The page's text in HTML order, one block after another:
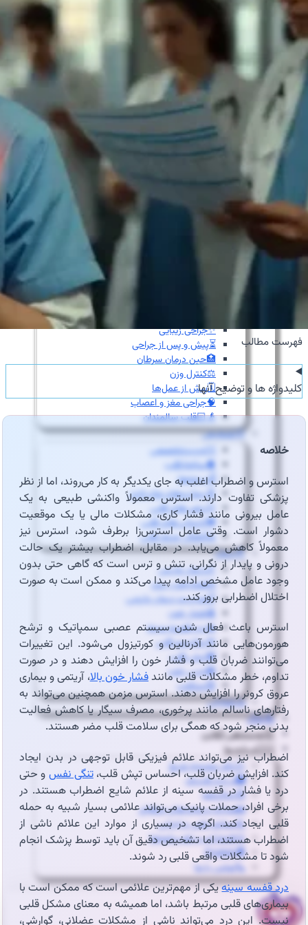
🧪کانتراست اکو
🍴اکو از مری
📊اکو داپلر طیفی
💗اکو داپلر رنگی
🫀اکو داپلر بافتی TDI
💪استرین اکو
👶اکو جنینی
📉نوار قلب
⌚هولتر فشارخون
💓هولتر ضربان قلب
🚴‍♀️تست ورزش
💉آنژیوگرافی
🩺تشخیص‌ودرمان
💬مشاوره
🛡️مشاوره پیشگیری
🍎مشاوره تخصصی تغذیه
👩‍⚕️مشاوره جراحی زنان
✨جراحی زیبایی
⏳پیش و پس از جراحی
🏥حین درمان سرطان
⚖️کنترل وزن
🗓️پیش از عمل‌ها
🧠جراحی مغز و اعصاب
👴🏻قلب سالمندان
💡تشخیص
👨‍⚕️ویزیت‌تخصصی
🫀ساختارقلب
🎚️دریچه‌ها
🧬بیماری‌های مادرزادی
⚡آریتمی‌های قلبی
💔نارسایی‌های قلبی
♨️گرفتگی عروق قلبی
💊درمان
🦵درمان واریس
🫁فشارخون ریوی
📋مدیریت درمان دارویی
🩸فشار خون
🔥درد قفسه سینه
🦠رماتیسم قلبی
💓تپش قلب
🍔چربی خون
😵سنکوپ
عارضه‌یابی
📝بلاگ
⏰نوبت‌دهی آنلاین
👩🏻‍⚕️درباره ما
🩺دکتر محبوبه شیخ
🏥درباره کلینیک
📕زندگینامه
🪪مدارک و مجوزهای حرفه‌ای
📃سوابق علمی و اجرایی
🥇افتخارات و تقدیرنامه‌ها
🌍English
📞تماس با ما
فهرست مطالب
کلیدواژه ها و توضیح آنها
خلاصه
استرس و اضطراب اغلب به جای یکدیگر به کار می‌روند، اما از نظر
پزشکی تفاوت دارند. استرس معمولاً واکنشی طبیعی به یک
عامل بیرونی مانند فشار کاری، مشکلات مالی یا یک موقعیت
دشوار است. وقتی عامل استرس‌زا برطرف شود، استرس نیز
معمولاً کاهش می‌یابد. در مقابل، اضطراب بیشتر یک حالت
درونی و پایدار از نگرانی، تنش و ترس است که گاهی حتی بدون
وجود عامل مشخص ادامه پیدا می‌کند و ممکن است به صورت
اختلال اضطرابی بروز کند.
استرس باعث فعال شدن سیستم عصبی سمپاتیک و ترشح
هورمون‌هایی مانند آدرنالین و کورتیزول می‌شود. این تغییرات
می‌توانند ضربان قلب و فشار خون را افزایش دهند و در صورت
تداوم، خطر مشکلات قلبی مانندفشار خون بالا، آریتمی و بیماری
عروق کرونر را افزایش دهند. استرس مزمن همچنین می‌تواند به
رفتارهای ناسالم مانند پرخوری، مصرف سیگار یا کاهش فعالیت
بدنی منجر شود که همگی برای سلامت قلب مضر هستند.
اضطراب نیز می‌تواند علائم فیزیکی قابل توجهی در بدن ایجاد
کند. افزایش ضربان قلب، احساس تپش قلب،تنگی نفس و حتی
درد یا فشار در قفسه سینه از علائم شایع اضطراب هستند. در
برخی افراد، حملات پانیک می‌تواند علائمی بسیار شبیه به حمله
قلبی ایجاد کند. اگرچه در بسیاری از موارد این علائم ناشی از
اضطراب هستند، اما تشخیص دقیق آن باید توسط پزشک انجام
شود تا مشکلات واقعی قلبی رد شوند.
درد قفسه سینهیکی از مهم‌ترین علائمی است که ممکن است با
بیماری‌های قلبی مرتبط باشد، اما همیشه به معنای مشکل قلبی
نیست. این درد می‌تواند ناشی از مشکلات عضلانی، گوارشی،